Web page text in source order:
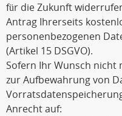
für die Zukunft
Antrag Ihrerseits
personenbezogenen
(Artikel 15 DSGVO).
Sofern Ihr Wunsch nicht
zur Aufbewahrung von
Anrecht auf: